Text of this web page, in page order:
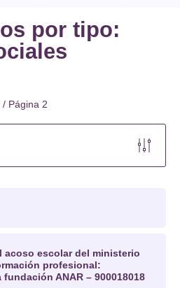
por tipo:
/ Página 2
acoso escolar del ministerio
profesional:
ANAR – 900018018